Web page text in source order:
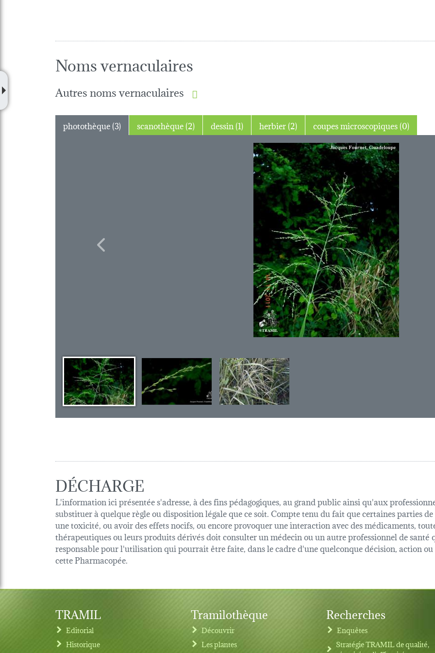
Noms vernaculaires
Autres noms vernaculaires
photothèque (3) scanothèque (2) dessin (1) herbier (2) coupes microscopiques (0)
Previous
DÉCHARGE
L'information ici présentée s'adresse, à des fins pédagogiques, au grand public ainsi qu'aux
substituer à quelque règle ou disposition légale que ce soit. Compte tenu du fait que certaines parties
une toxicité, ou avoir des effets nocifs, ou encore provoquer une interaction avec des médicaments,
thérapeutiques ou leurs produits dérivés doit consulter un médecin ou un autre professionnel de
responsable pour l'utilisation qui pourrait être faite, dans le cadre d'une quelconque décision, action
cette Pharmacopée.
TRAMIL
Editorial
Historique
Tramilothèque
Découvrir
Les plantes
Recherches
Enquêtes
Stratégie TRAMIL de qualité,